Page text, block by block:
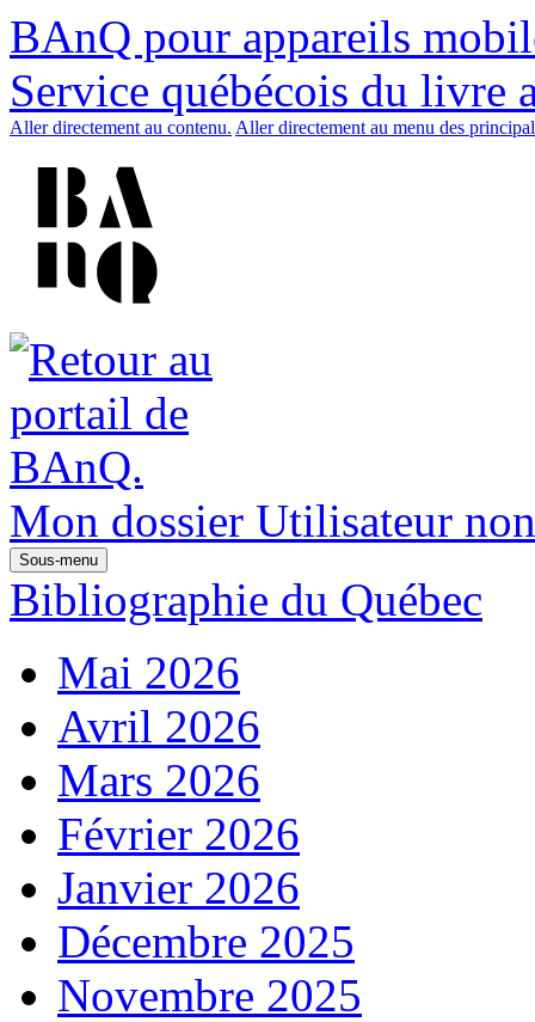
BAnQ pour appareils
Service québécois du livre
Aller directement au contenu. Aller directement au menu des
Mon dossier Utilisateur
Sous-menu
Bibliographie du Québec
Mai 2026
Avril 2026
Mars 2026
Février 2026
Janvier 2026
Décembre 2025
Novembre 2025